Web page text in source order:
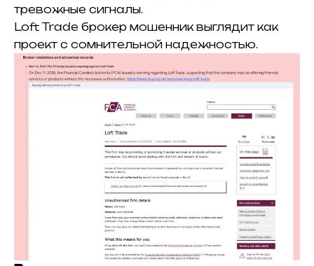
тревожные сигналы.
Loft Trade брокер мошенник выглядит как
проект с сомнительной надежностью.